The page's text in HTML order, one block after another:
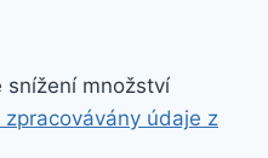
snížení množství
údaje z